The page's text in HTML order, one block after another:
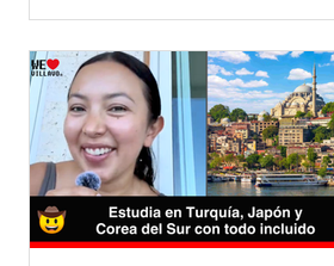
fiesta cultural del Llano, la
del Meta articuló con ocho
privados de Villavicencio una
que facilitará el acceso vehicular
principales escenarios del evento.
iniciativa permitirá a los
planificar